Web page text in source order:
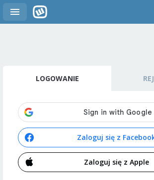
LOGOWANIE
Zaloguj się z
Zaloguj się z Apple